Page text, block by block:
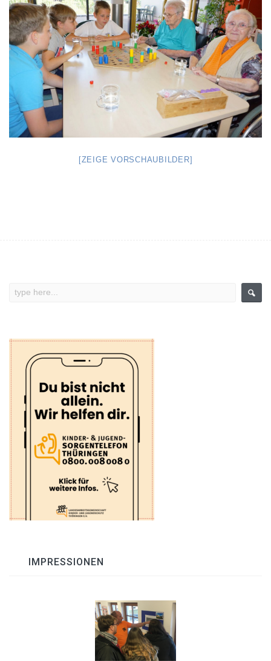
[ZEIGE VORSCHAUBILDER]
IMPRESSIONEN